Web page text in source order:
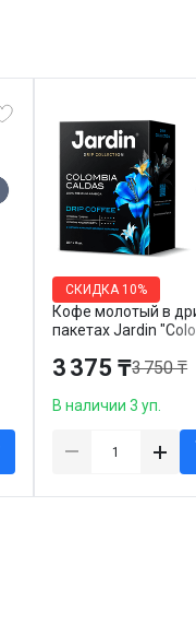
Кофе молотый в
пакетах Jardin
СКИДКА 10%
3 375 ₸3 750 ₸
В наличии 3 уп.